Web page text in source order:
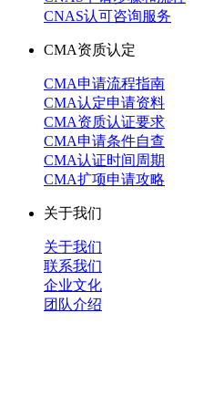
CNAS认可咨询服务
CMA资质认定
CMA申请流程指南
CMA认定申请资料
CMA资质认证要求
CMA申请条件自查
CMA认证时间周期
CMA扩项申请攻略
关于我们
关于我们
联系我们
企业文化
团队介绍